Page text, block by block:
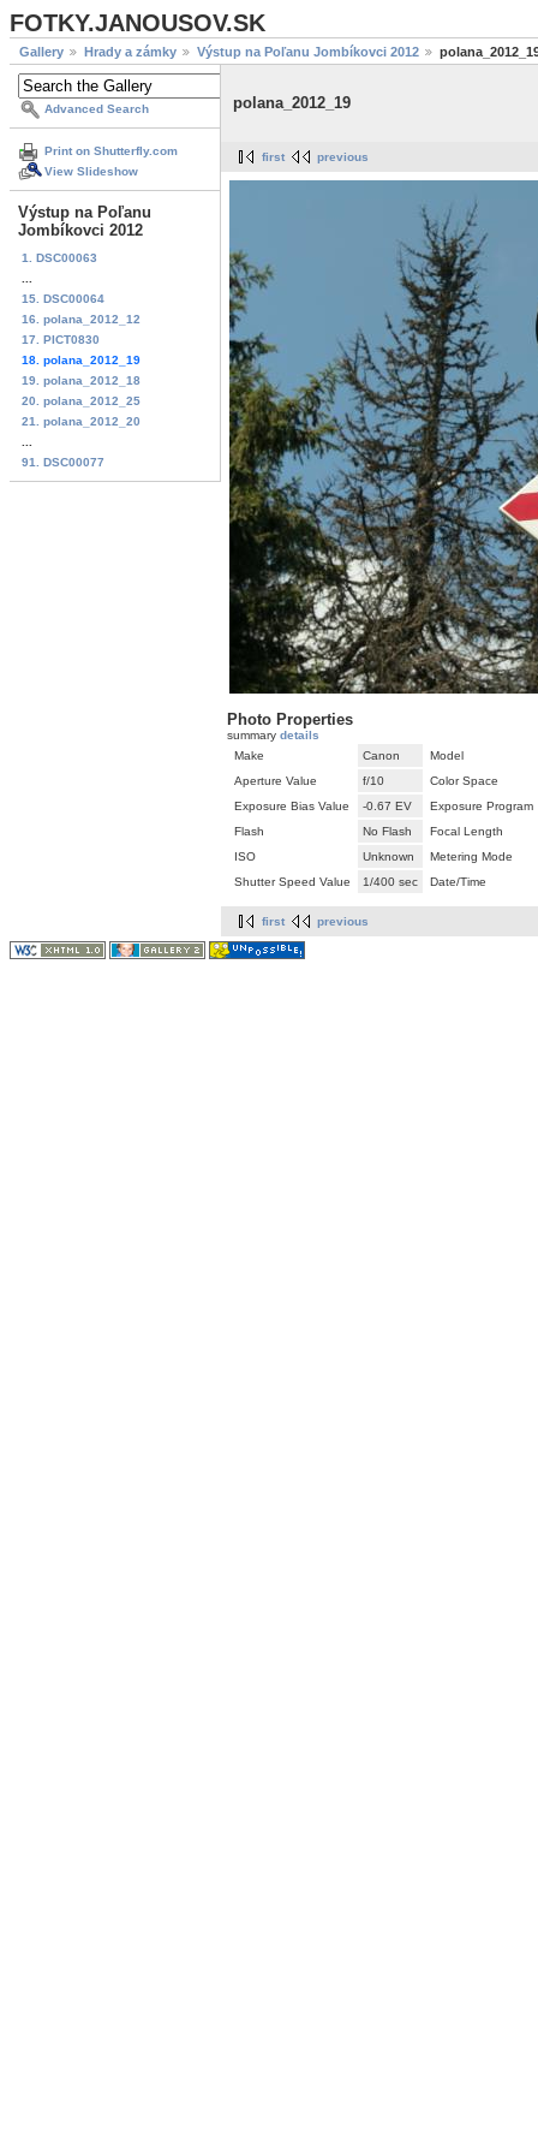
FOTKY.JANOUSOV.SK
Gallery Hrady a zámky Výstup na Poľanu Jombíkovci 2012
Advanced Search
Print on Shutterfly.com
View Slideshow
Výstup na Poľanu
Jombíkovci 2012
1. DSC00063
15. DSC00064
16. polana_2012_12
17. PICT0830
18. polana_2012_19
19. polana_2012_18
20. polana_2012_25
21. polana_2012_20
91. DSC00077
polana_2012_19
first previous
Photo Properties
summary details
Make
Canon
Model
Aperture Value
f/10
Color Space
Exposure Bias Value
-0.67 EV
Exposure Program
Flash
No Flash
Focal Length
ISO
Unknown
Metering Mode
Shutter Speed Value
1/400 sec Date/Time
first previous